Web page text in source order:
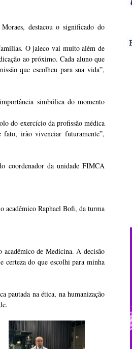
destacou o significado do
O jaleco vai muito além de
ao próximo. Cada aluno que
que escolheu para sua vida”,
simbólica do momento
do exercício da profissão médica
irão vivenciar futuramente”,
coordenador da unidade FIMCA
acadêmico Raphael Bofi, da turma
de Medicina. A decisão
certeza do que escolhi para minha
pautada na ética, na humanização